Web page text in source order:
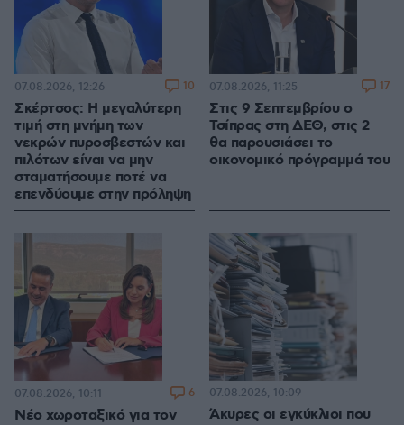
Σκέρτσος: Η μεγαλύτερη
τιμή στη μνήμη των
νεκρών πυροσβεστών και
πιλότων είναι να μην
σταματήσουμε ποτέ να
επενδύουμε στην πρόληψη
07.08.2026, 12:26 10
Στις 9 Σεπτεμβρίου ο
Τσίπρας στη ΔΕΘ, στις 2
θα παρουσιάσει το
οικονομικό πρόγραμμά του
07.08.2026, 11:25 17
Νέο χωροταξικό για τον
07.08.2026, 10:11 6
Άκυρες οι εγκύκλιοι που
07.08.2026, 10:09